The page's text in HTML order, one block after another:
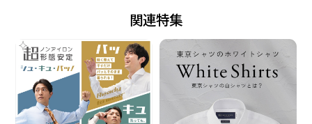
前立：裏前立仕様
台衿内側・カフス裏側：別布仕様
原産国
関連特集